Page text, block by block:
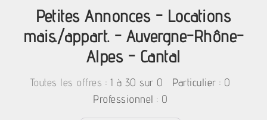
Petites Annonces - Locations
mais./appart. - Auvergne-Rhône-
Alpes - Cantal
Toutes les offres : 1 à 30 sur 0 Particulier : 0
Professionnel : 0